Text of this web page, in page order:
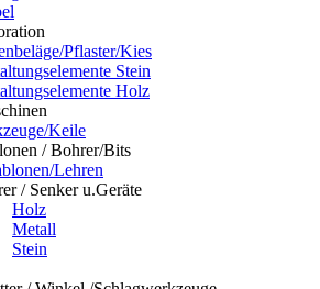
Pflaster/Kies
Stein
Holz
Keile
/ Bohrer/Bits
Lehren
/ Senker u.Geräte
Holz
Metall
Stein